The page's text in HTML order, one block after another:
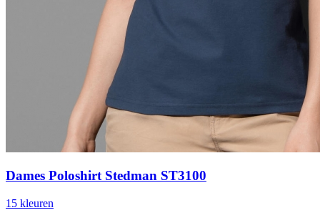
Dames Poloshirt Stedman ST3100
15 kleuren